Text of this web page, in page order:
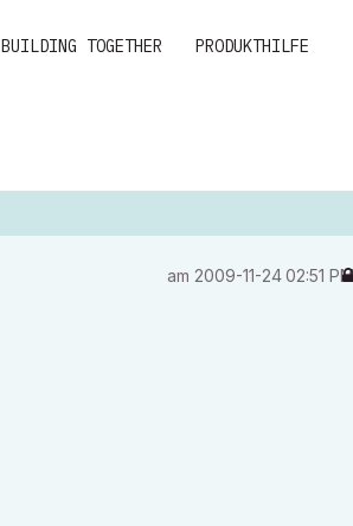
BUILDING TOGETHER PRODUKTHILFE
am ‎2009-11-2402:51 PM